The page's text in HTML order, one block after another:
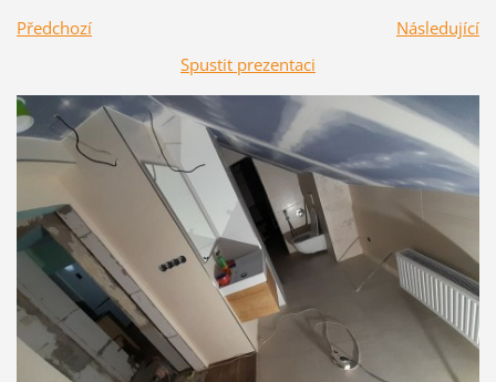
Předchozí
Následující
Spustit prezentaci